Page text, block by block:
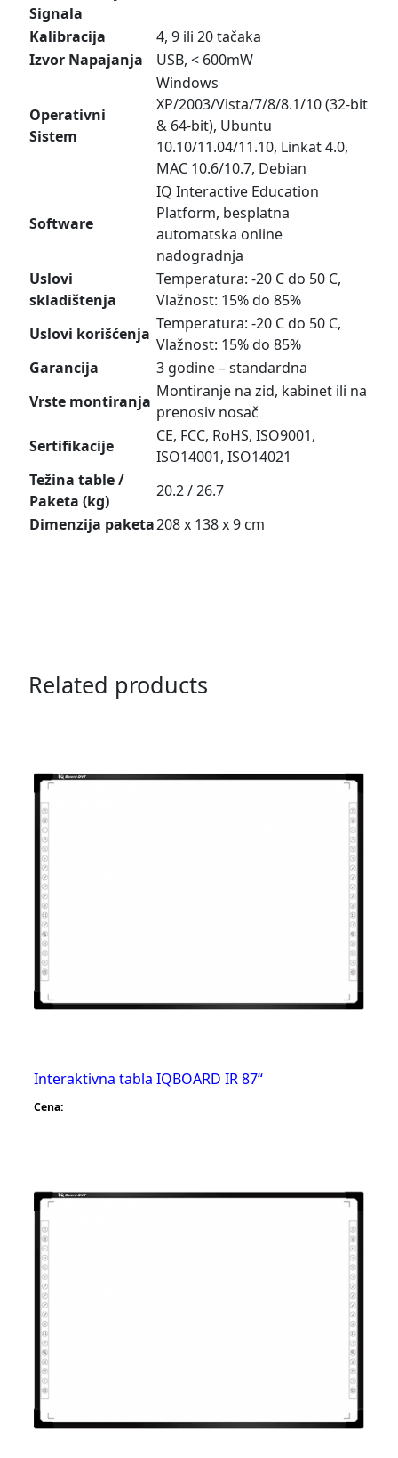
Signala
Kalibracija
4, 9 ili 20 tačaka
Izvor Napajanja
USB, < 600mW
Operativni
Sistem
Windows
XP/2003/Vista/7/8/8.1/10 (32-bit
& 64-bit), Ubuntu
10.10/11.04/11.10, Linkat 4.0,
MAC 10.6/10.7, Debian
Software
IQ Interactive Education
Platform, besplatna
automatska online
nadogradnja
Uslovi
skladištenja
Temperatura: -20 C do 50 C,
Vlažnost: 15% do 85%
Uslovi korišćenja
Temperatura: -20 C do 50 C,
Vlažnost: 15% do 85%
Garancija
3 godine – standardna
Vrste montiranja
Montiranje na zid, kabinet ili na
prenosiv nosač
Sertifikacije
CE, FCC, RoHS, ISO9001,
ISO14001, ISO14021
Težina table /
Paketa (kg)
20.2 / 26.7
Dimenzija paketa208 x 138 x 9 cm
Related products
Interaktivna tabla IQBOARD IR 87“
Cena: